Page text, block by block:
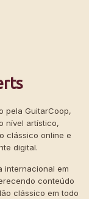
pela GuitarCoop,
nível artístico,
clássico online e
digital.
internacional em
conteúdo
clássico em todo